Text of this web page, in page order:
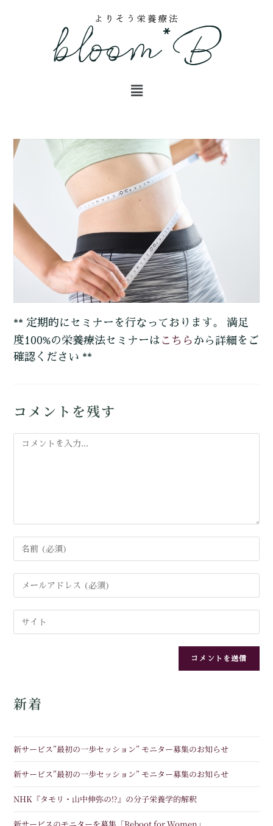
** 定期的にセミナーを行なっております。 満足
度100%の栄養療法セミナーは こちら から詳細をご
確認ください **
コメントを残す
新着
新サービス”最初の一歩セッション” モニター募集のお知らせ
新サービス”最初の一歩セッション” モニター募集のお知らせ
NHK『タモリ・山中伸弥の!?』の分子栄養学的解釈